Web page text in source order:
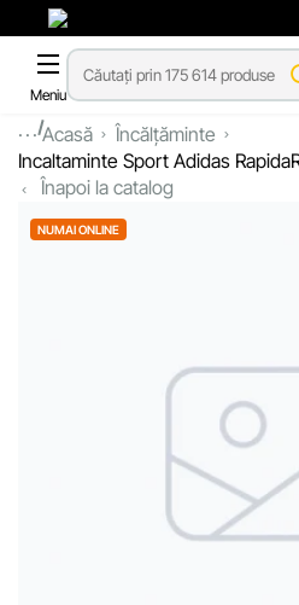
Meniu
...Acasă
Încălțăminte
Incaltaminte Sport Adidas
Înapoi la catalog
NUMAI ONLINE